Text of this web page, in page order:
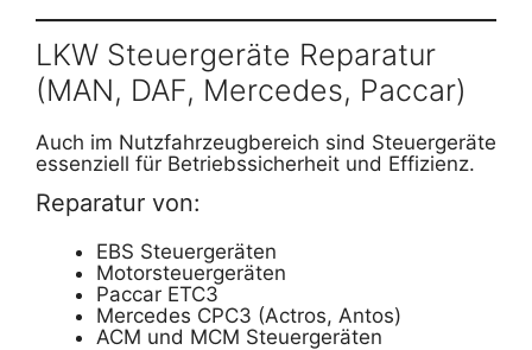
LKW Steuergeräte Reparatur
(MAN, DAF, Mercedes, Paccar)
Auch im Nutzfahrzeugbereich sind Steuergeräte
essenziell für Betriebssicherheit und Effizienz.
Reparatur von:
EBS Steuergeräten
Motorsteuergeräten
Paccar ETC3
Mercedes CPC3 (Actros, Antos)
ACM und MCM Steuergeräten